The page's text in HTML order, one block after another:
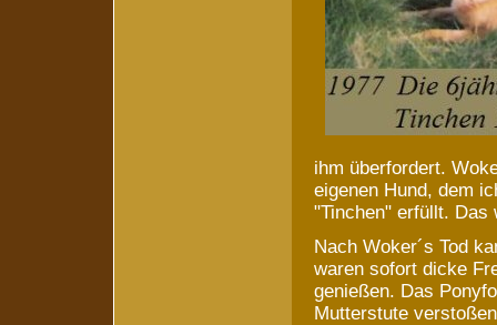
ihm überfordert.
eigenen Hund, dem
"Tinchen" erfüllt. Das
Nach Woker´s Tod
waren sofort dicke
genießen. Das
Mutterstute